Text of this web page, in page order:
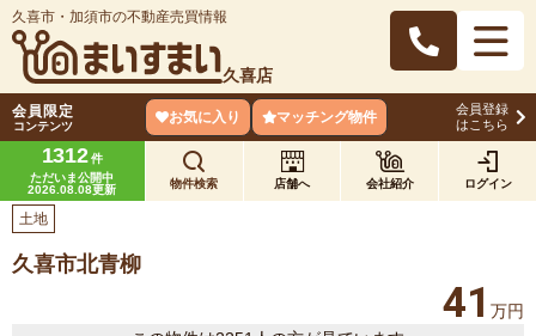
久喜市・加須市の不動産売買情報
久喜店
会員限定
コンテンツ
お気に入り マッチング物件
会員登録
はこちら
1312 件
ただいま公開中
2026.08.08更新
物件検索 店舗へ 会社紹介 ログイン
土地
久喜市北青柳
41 万円